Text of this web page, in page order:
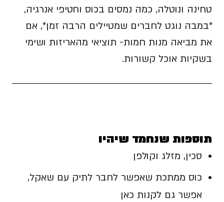
טחינה ונוטלה, כמה נמסים בכוס וחטיפי אנרגיה,
*במבה נוגט לחברים שמטיילים הרבה זמן*, אם
את מביאה מנות חמות- תוציאי מהאריזות ושימי
בשקיות אוכל קשורות.
תוספות שנחמד שיהיו
סכין, מזלג וקולפן
כוס ממתכת שאפשר לחבר לתיק עם שאקל,
אפשר גם לקנות כאן